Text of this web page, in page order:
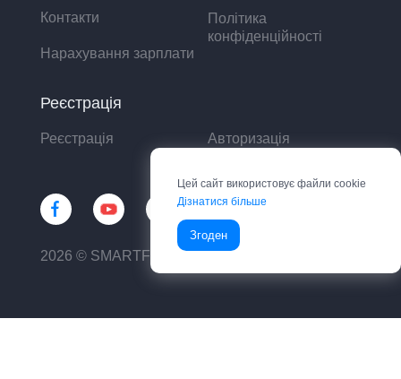
2026 © SMARTFIN UA
Контакти
Нарахування зарплати
Політика
конфіденційності
Реєстрація
Реєстрація Авторизація
Цей сайт використовує файли cookie
Дізнатися більше
Згоден